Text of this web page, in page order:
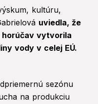
kultúru,
uviedla, že
horúčav vytvorila
vody v celej EÚ.
sezónu
na produkciu